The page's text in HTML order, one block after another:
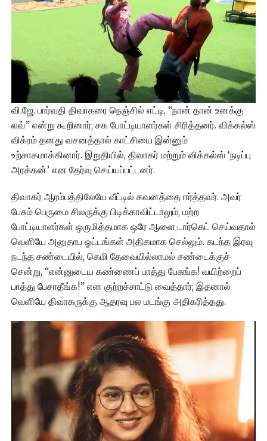
வி.ஜே. பார்வதி திவாகரை நெஞ்சில் எட்டி, “நான் தான் உனக்கு
லவ்” என்று கூறினார்; சக போட்டியாளர்கள் சிரித்தனர். விக்கல்ஸ்
விக்ரம் தனது வசனத்தால் காட்சியை இன்னும்
உற்சாகமாக்கினார். இறுதியில், திவாகர் மற்றும் விக்கல்ஸ் ‘நடிப்பு
அரக்கன்’ என தேர்வு செய்யப்பட்டனர்.
திவாகர் ஆரம்பத்திலேயே வீட்டில் கவனத்தை ஈர்த்தவர். அவர்
பேசும் பெருமை சிலருக்கு பிடிக்காவிட்டாலும், மற்ற
போட்டியாளர்கள் ஒருமித்தமாக ஒரே ஆளை டார்கெட் செய்வதால்
வெளியே அனுதாப ஓட்டங்கள் அதிகமாக செல்லும். கடந்த இரவு
நடந்த சண்டையில், கெமி தேவையில்லாமல் சண்டைக்குச்
சென்று, “என்னுடைய கண்ணைப் பாத்து பேசுங்க! வயிற்றைப்
பாத்து பேசாதீங்க!” என குற்றச்சாட்டு வைத்தார்; இதனால்
வெளியே திவாகருக்கு ஆதரவு பல மடங்கு அதிகரித்தது.